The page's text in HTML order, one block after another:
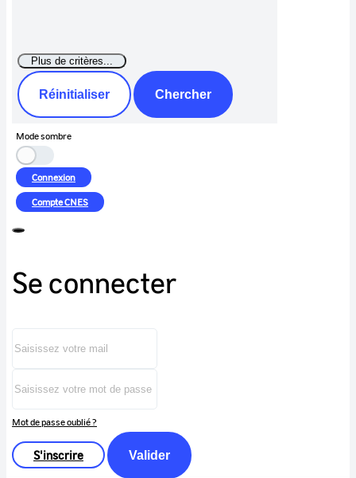
Réinitialiser Chercher
Mode sombre
Connexion
CompteCNES
Se connecter
Mot de passe oublié ?
S'inscrire Valider